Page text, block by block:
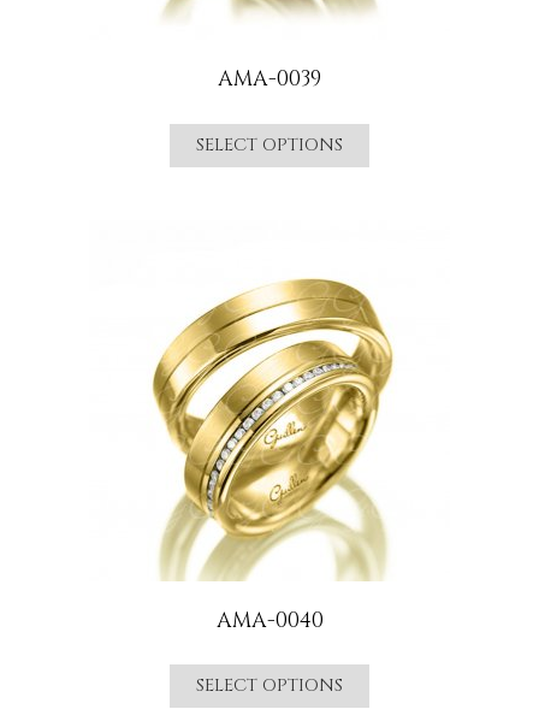
AMA-0039
SELECT OPTIONS
AMA-0040
SELECT OPTIONS